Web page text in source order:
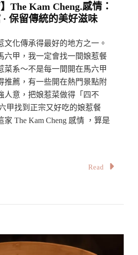
The Kam Cheng.感情：
保留傳統的美好滋味
文化傳承得最好的地方之一。
六甲，我一定會找一間娘惹餐
菜系～不是每一間開在馬六甲
推薦，有一些開在熱門景點附
人意，把娘惹菜做得「四不
甲找到正宗又好吃的娘惹餐
The Kam Cheng 感情 ，算是
Read